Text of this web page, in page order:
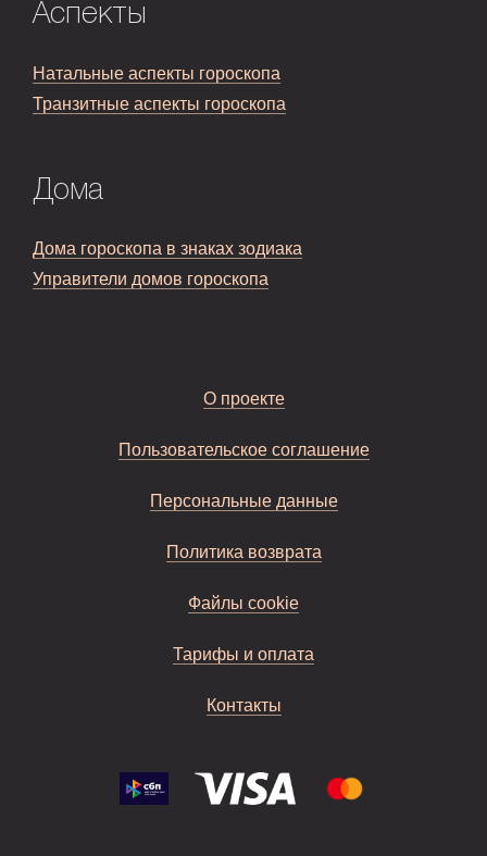
Аспекты
Натальные аспекты гороскопа
Транзитные аспекты гороскопа
Дома
Дома гороскопа в знаках зодиака
Управители домов гороскопа
О проекте
Пользовательское соглашение
Персональные данные
Политика возврата
Файлы cookie
Тарифы и оплата
Контакты